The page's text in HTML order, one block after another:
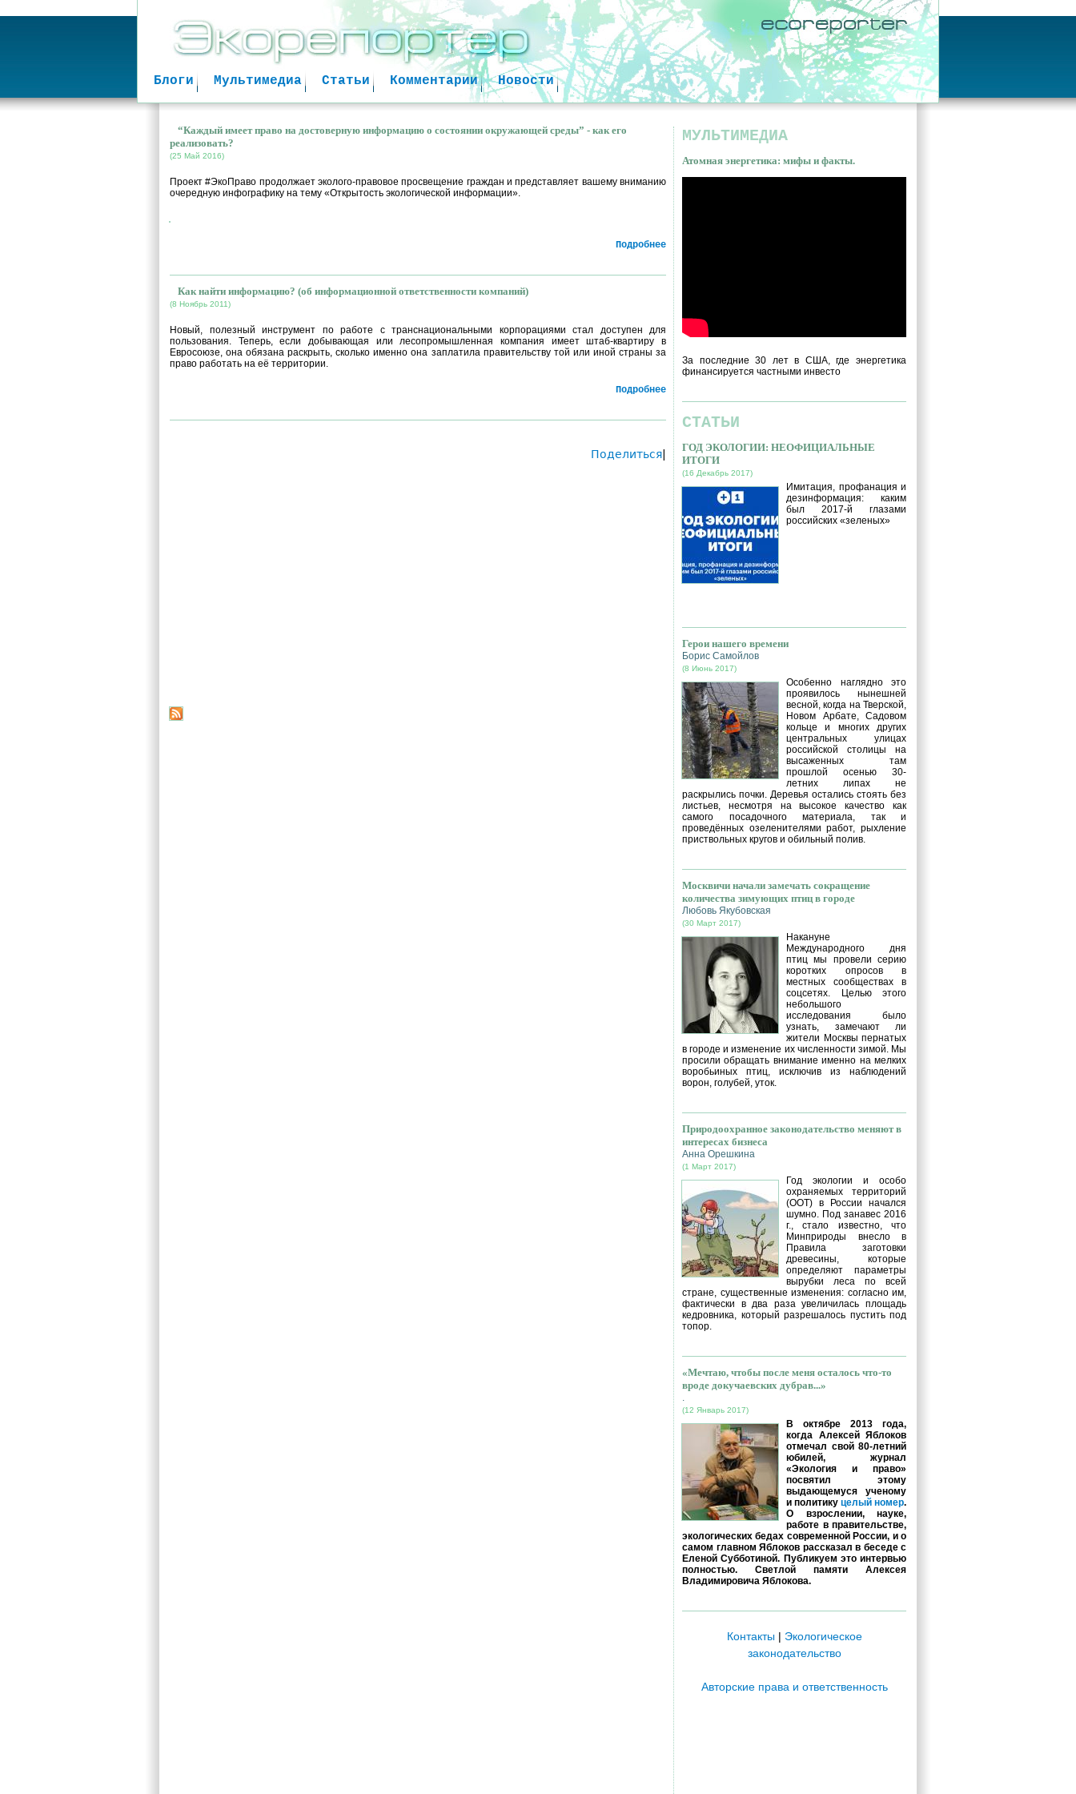
Jump to navigation
Новости
Комментарии
Статьи
Мультимедиа
Блоги
“Каждый имеет право на достоверную информацию о состоянии окружающей среды” - как его
реализовать?
(25 Май 2016)
Проект #ЭкоПраво продолжает эколого-правовое просвещение граждан и представляет вашему вниманию
очередную инфографику на тему «Открытость экологической информации».
Подробнее
Как найти информацию? (об информационной ответственности компаний)
(8 Ноябрь 2011)
Новый, полезный инструмент по работе с транснациональными корпорациями стал доступен для
пользования. Теперь, если добывающая или лесопромышленная компания имеет штаб-квартиру в
Евросоюзе, она обязана раскрыть, сколько именно она заплатила правительству той или иной страны за
право работать на её территории.
Подробнее
Поделиться
МУЛЬТИМЕДИА
Атомная энергетика: мифы и факты.
За последние 30 лет в США, где энергетика
финансируется частными инвесто
СТАТЬИ
ГОД ЭКОЛОГИИ: НЕОФИЦИАЛЬНЫЕ
ИТОГИ
(16 Декабрь 2017)
Имитация, профанация и
дезинформация: каким
был 2017-й глазами
российских «зеленых»
Герои нашего времени
Борис Самойлов
(8 Июнь 2017)
Особенно наглядно это
проявилось нынешней
весной, когда на Тверской,
Новом Арбате, Садовом
кольце и многих других
центральных улицах
российской столицы на
высаженных там
прошлой осенью 30-
летних липах не
раскрылись почки. Деревья остались стоять без
листьев, несмотря на высокое качество как
самого посадочного материала, так и
проведённых озеленителями работ, рыхление
приствольных кругов и обильный полив.
Москвичи начали замечать сокращение
количества зимующих птиц в городе
Любовь Якубовская
(30 Март 2017)
Накануне
Международного дня
птиц мы провели серию
коротких опросов в
местных сообществах в
соцсетях. Целью этого
небольшого
исследования было
узнать, замечают ли
жители Москвы пернатых
в городе и изменение их численности зимой. Мы
просили обращать внимание именно на мелких
воробьиных птиц, исключив из наблюдений
ворон, голубей, уток.
Природоохранное законодательство меняют в
интересах бизнеса
Анна Орешкина
(1 Март 2017)
Год экологии и особо
охраняемых территорий
(ООТ) в России начался
шумно. Под занавес 2016
г., стало известно, что
Минприроды внесло в
Правила заготовки
древесины, которые
определяют параметры
вырубки леса по всей
стране, существенные изменения: согласно им,
фактически в два раза увеличилась площадь
кедровника, который разрешалось пустить под
топор.
«Мечтаю, чтобы после меня осталось что-то
вроде докучаевских дубрав...»
.
(12 Январь 2017)
В октябре 2013 года,
когда Алексей Яблоков
отмечал свой 80-летний
юбилей, журнал
«Экология и право»
посвятил этому
выдающемуся ученому
и политику целый номер.
О взрослении, науке,
работе в правительстве,
экологических бедах современной России, и о
самом главном Яблоков рассказал в беседе с
Еленой Субботиной. Публикуем это интервью
полностью. Светлой памяти Алексея
Владимировича Яблокова.
Контакты| Экологическое
законодательство
Авторские права и ответственность